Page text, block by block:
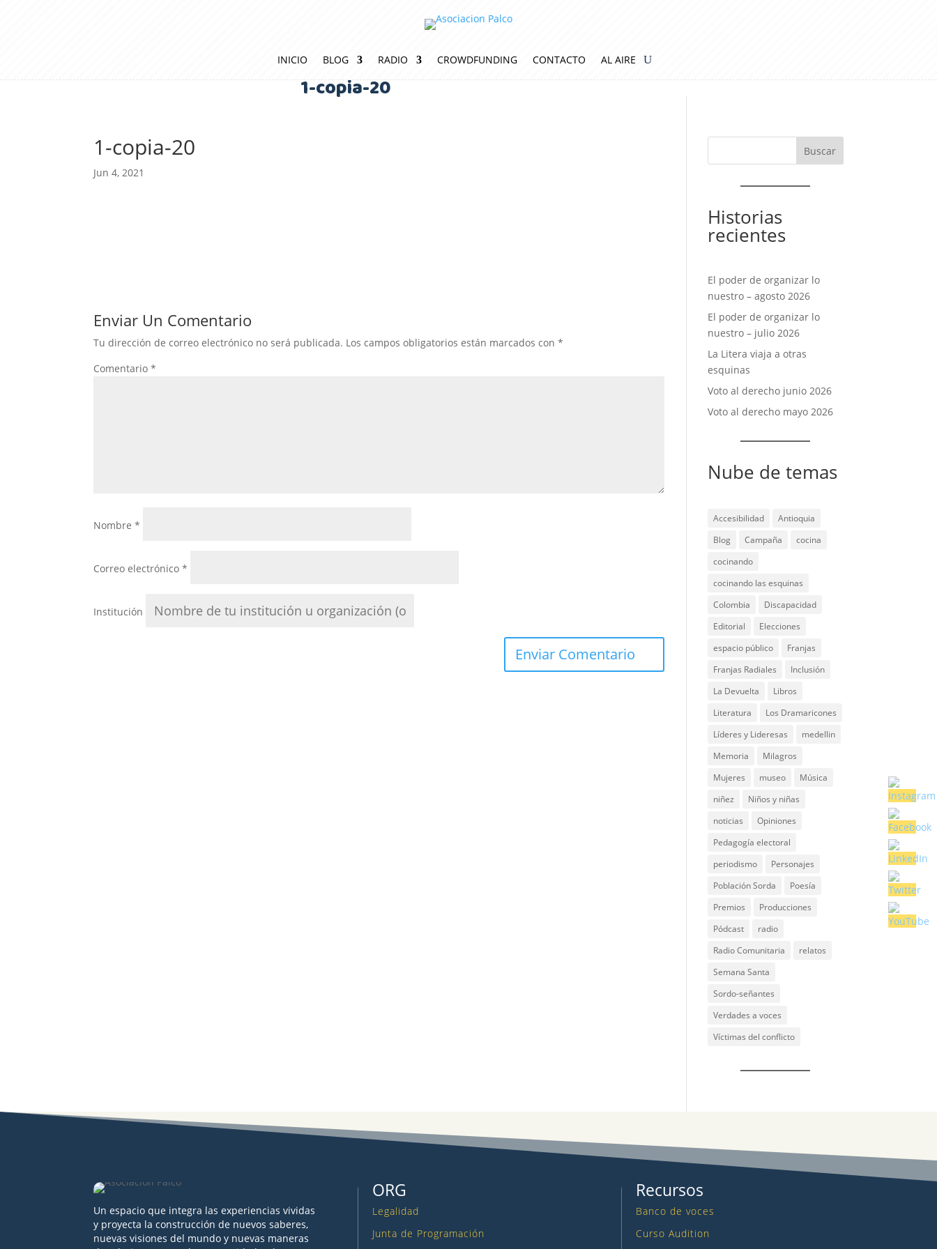
INICIO BLOG RADIO CROWDFUNDING CONTACTO AL AIRE
1-copia-20
1-copia-20
Jun 4, 2021
Enviar Un Comentario
Tu dirección de correo electrónico no será publicada. Los campos obligatorios están marcados con*
Comentario*
Nombre*
Correo electrónico*
Institución
Historias
recientes
El poder de organizar lo
nuestro – agosto 2026
El poder de organizar lo
nuestro – julio 2026
La Litera viaja a otras
esquinas
Voto al derecho junio 2026
Voto al derecho mayo 2026
Nube de temas
Accesibilidad
Antioquia
Blog
Campaña
cocina
cocinando
cocinando las esquinas
Colombia
Discapacidad
Editorial
Elecciones
espacio público
Franjas
Franjas Radiales
Inclusión
La Devuelta
Libros
Literatura
Los Dramaricones
Líderes y Lideresas
medellin
Memoria
Milagros
Mujeres
museo
Música
niñez
Niños y niñas
noticias
Opiniones
Pedagogía electoral
periodismo
Personajes
Población Sorda
Poesía
Premios
Producciones
Pódcast
radio
Radio Comunitaria
relatos
Semana Santa
Sordo-señantes
Verdades a voces
Víctimas del conflicto
Un espacio que integra las experiencias vividas
y proyecta la construcción de nuevos saberes,
nuevas visiones del mundo y nuevas maneras
ORG
Legalidad
Junta de Programación
Recursos
Banco de voces
Curso Audition